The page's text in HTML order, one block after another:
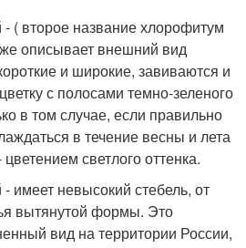
( второе название хлорофитум
описывает внешний вид
и широкие, завиваются и
с полосами темно-зеленого
в том случае, если правильно
в течение весны и лета
светлого оттенка.
имеет невысокий стебель, от
вытянутой формы. Это
вид на территории России,